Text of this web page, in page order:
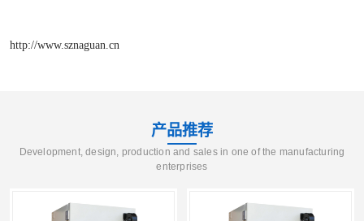
http://www.sznaguan.cn
产品推荐
Development, design, production and sales in one of the manufacturing
enterprises